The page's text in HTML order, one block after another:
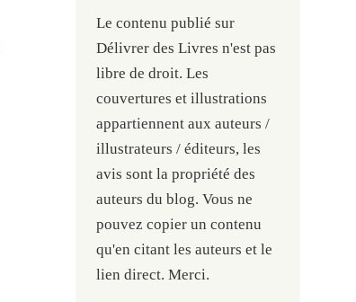
Le contenu publié sur
Délivrer des Livres n'est pas
libre de droit. Les
couvertures et illustrations
appartiennent aux auteurs /
illustrateurs / éditeurs, les
avis sont la propriété des
auteurs du blog. Vous ne
pouvez copier un contenu
qu'en citant les auteurs et le
lien direct. Merci.